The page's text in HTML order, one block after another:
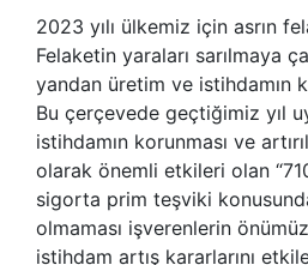
2023 yılı ülkemiz için asrın
Felaketin yaraları sarılmaya
yandan üretim ve istihdamın
Bu çerçevede geçtiğimiz yıl
istihdamın korunması ve
olarak önemli etkileri olan
sigorta prim teşviki
olmaması işverenlerin
istihdam artış kararlarını